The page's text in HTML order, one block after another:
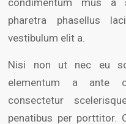
condimentum mus a
pharetra phasellus
vestibulum elit a.
Nisi non ut nec eu
elementum a ante
consectetur
penatibus per porttitor.